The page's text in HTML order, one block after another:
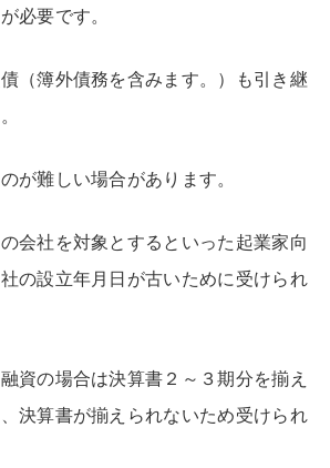
必要です。
簿外債務を含みます。）も引き継
難しい場合があります。
会社を対象とするといった起業家向
の設立年月日が古いために受けられ
資の場合は決算書２～３期分を揃え
決算書が揃えられないため受けられ